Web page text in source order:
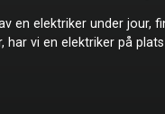
en elektriker under
har vi en elektriker på